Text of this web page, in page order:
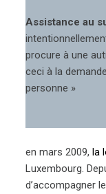
Assistance au
procure à une
ceci à la
personne »
en mars 2009, la
Luxembourg.
d’accompagner